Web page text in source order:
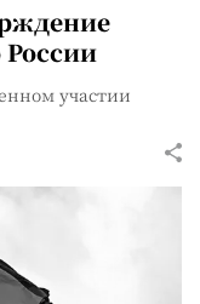
России
участии